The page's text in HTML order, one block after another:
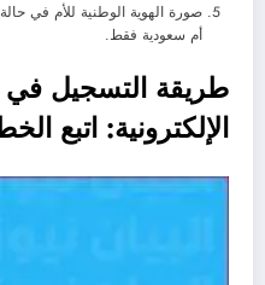
صورة الهوية الوطنية للأم في
أم سعودية فقط.
طريقة التسجيل في
الإلكترونية: اتبع